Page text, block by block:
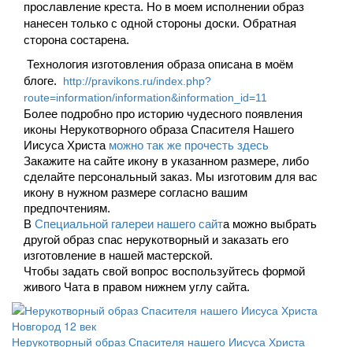
прославление креста. Но в моем исполнении образ
нанесен только с одной стороны доски. Обратная
сторона состарена.
Технология изготовления образа описана в моём
блоге.
http://pravikons.ru/index.php?
route=information/information&information_id=11
Более подробно про историю чудесного появления
иконы Нерукотворного образа Спасителя Нашего
Иисуса Христа можно так же прочесть здесь
Закажите на сайте икону в указанном размере, либо
сделайте персональный заказ. Мы изготовим для вас
икону в нужном размере согласно вашим
предпочтениям.
В Специальной галереи нашего сайта можно выбрать
другой образ спас нерукотворный и заказать его
изготовление в нашей мастерской.
Чтобы задать свой вопрос воспользуйтесь формой
живого Чата в правом нижнем углу сайта.
Нерукотворный образ Спасителя нашего Иисуса Христа